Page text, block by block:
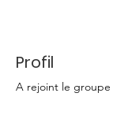
Profil
A rejoint le groupe